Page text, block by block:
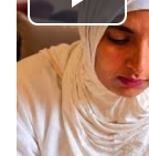
Play
Video